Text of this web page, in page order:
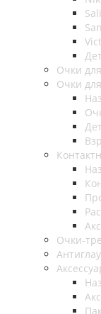
Очки
Очки
Очки-